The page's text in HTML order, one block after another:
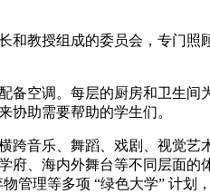
教授组成的委员会，专门照
备空调。每层的厨房和卫生
协助需要帮助的学生们。
音乐、舞蹈、戏剧、视觉艺
府、海内外舞台等不同层面
管理等多项 “绿色大学” 计划